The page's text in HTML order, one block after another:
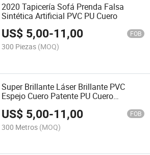
2020 Tapicería Sofá Prenda Falsa
Sintética Artificial PVC PU Cuero
US$ 5,00-11,00 FOB
300 Piezas (MOQ)
Super Brillante Láser Brillante PVC
Espejo Cuero Patente PU Cuero
US$ 5,00-11,00 FOB
300 Metros (MOQ)